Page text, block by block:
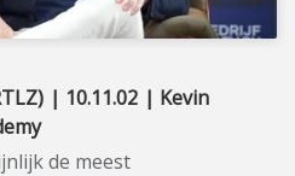
| 10.11.02 | Kevin
de meest